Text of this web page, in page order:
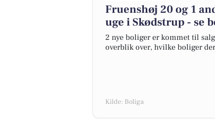
Fruenshøj 20 og 1
uge i Skødstrup - se
2 nye boliger er kommet til
overblik over, hvilke boliger
Kilde: Boliga